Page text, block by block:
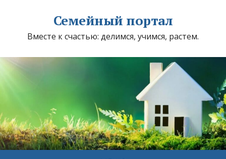
Семейный портал
Вместе к счастью: делимся, учимся, растем.